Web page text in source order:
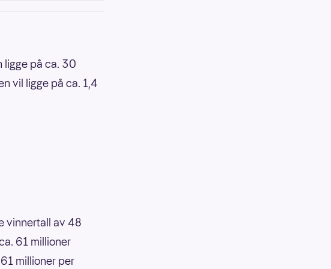
ligge på ca. 30
vil ligge på ca. 1,4
vinnertall av 48
61 millioner
millioner per